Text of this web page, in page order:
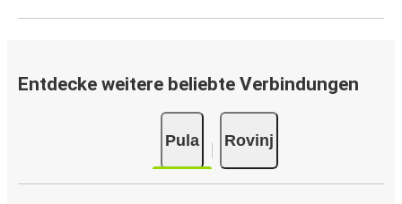
Entdecke weitere beliebte Verbindungen
Pula Rovinj